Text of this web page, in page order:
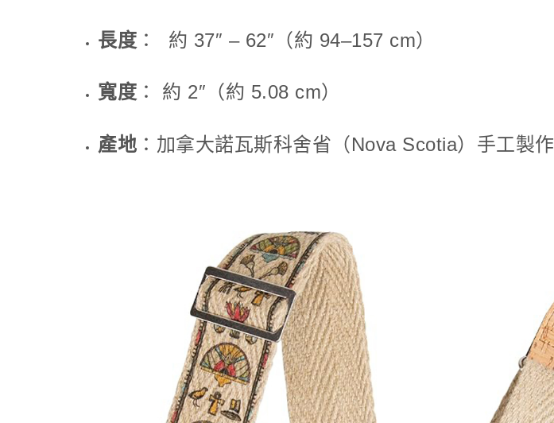
長度 ： 約 37″ – 62″（約 94–157 cm）
寬度 ： 約 2″（約 5.08 cm）
產地 ： 加拿大諾瓦斯科舍省（Nova Scotia）手工製作